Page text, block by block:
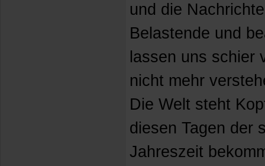
und die
Belastende und
lassen uns schier
nicht mehr
Die Welt steht
diesen Tagen der
Jahreszeit